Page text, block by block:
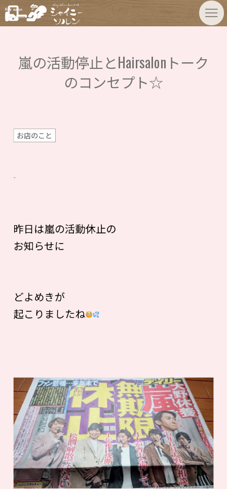
嵐の活動停止とHairsalonトーク
のコンセプト☆
お店のこと
昨日は嵐の活動休止の
お知らせに
どよめきが
起こりましたね